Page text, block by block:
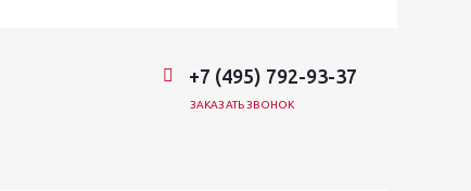
+7 (495) 792-93-37
ЗАКАЗАТЬ ЗВОНОК